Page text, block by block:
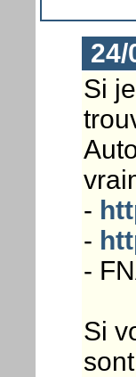
24/
Si
-
-
-
Si